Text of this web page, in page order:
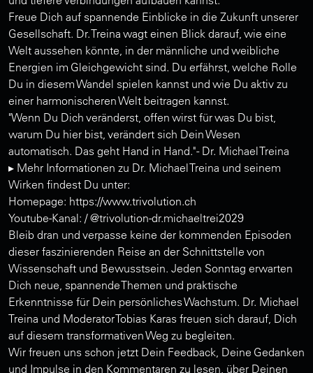
Freue Dich auf spannende Einblicke in die Zukunft unserer
Gesellschaft. Dr. Treina wagt einen Blick darauf, wie eine
Welt aussehen könnte, in der männliche und weibliche
Energien im Gleichgewicht sind. Du erfährst, welche Rolle
Du in diesem Wandel spielen kannst und wie Du aktiv zu
einer harmonischeren Welt beitragen kannst.
"Wenn Du Dich veränderst, offen wirst für was Du bist,
warum Du hier bist, verändert sich Dein Wesen
automatisch. Das geht Hand in Hand." - Dr. Michael Treina
▸ Mehr Informationen zu Dr. Michael Treina und seinem
Wirken findest Du unter:
Homepage: https://www.trivolution.ch
Youtube-Kanal: / @trivolution-dr.michaeltrei2029
Bleib dran und verpasse keine der kommenden Episoden
dieser faszinierenden Reise an der Schnittstelle von
Wissenschaft und Bewusstsein. Jeden Sonntag erwarten
Dich neue, spannende Themen und praktische
Erkenntnisse für Dein persönliches Wachstum. Dr. Michael
Treina und Moderator Tobias Karas freuen sich darauf, Dich
auf diesem transformativen Weg zu begleiten.
Wir freuen uns schon jetzt Dein Feedback, Deine Gedanken
und Impulse in den Kommentaren zu lesen, über Deinen